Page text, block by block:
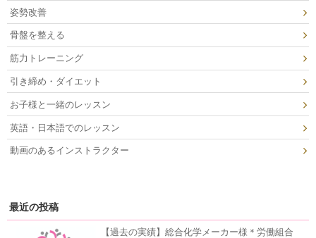
姿勢改善
骨盤を整える
筋力トレーニング
引き締め・ダイエット
お子様と一緒のレッスン
英語・日本語でのレッスン
動画のあるインストラクター
最近の投稿
【過去の実績】総合化学メーカー様＊労働組合